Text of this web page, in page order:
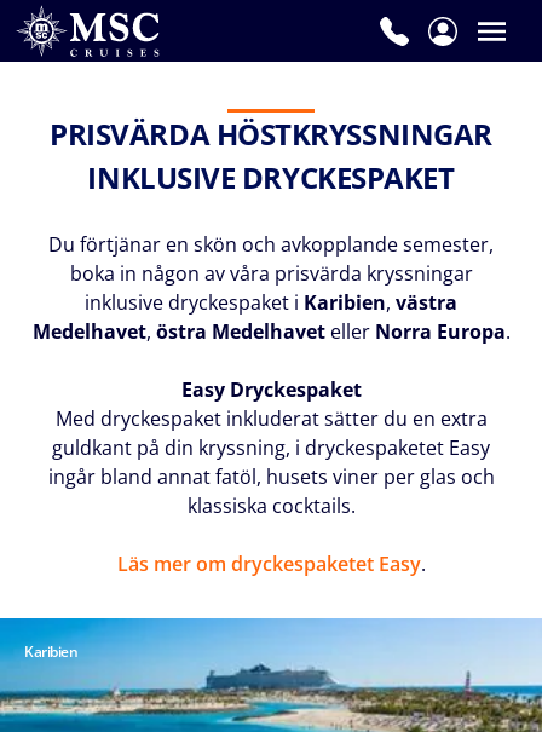
PRISVÄRDA HÖSTKRYSSNINGAR
INKLUSIVE DRYCKESPAKET
Du förtjänar en skön och avkopplande semester,
boka in någon av våra prisvärda kryssningar
inklusive dryckespaket i Karibien, västra
Medelhavet, östra Medelhaveteller Norra Europa.
Easy Dryckespaket
Med dryckespaket inkluderat sätter du en extra
guldkant på din kryssning, i dryckespaketet Easy
ingår bland annat fatöl, husets viner per glas och
klassiska cocktails.
Läs mer om dryckespaketet Easy.
Karibien